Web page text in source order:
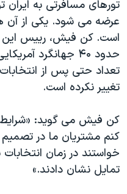
تورهای مسافرتی به
عرضه می شود. يکی از آن
است. کن فيش، رييس اين
حدود ۴۰ جهانگرد
تغيير نکرده است.
کن فيش می گويد:
کنم مشتريان ما در
خواستند در زمان انتخابات
تمايل نشان دادند.»